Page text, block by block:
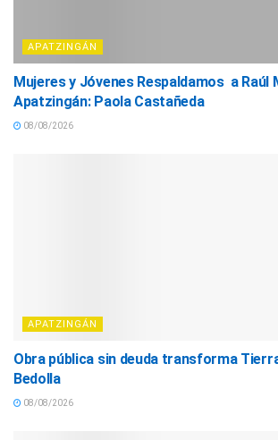
APATZINGÁN
Mujeres y Jóvenes Respaldamos a Raúl
Apatzingán: Paola Castañeda
08/08/2026
APATZINGÁN
Obra pública sin deuda transforma
Bedolla
08/08/2026